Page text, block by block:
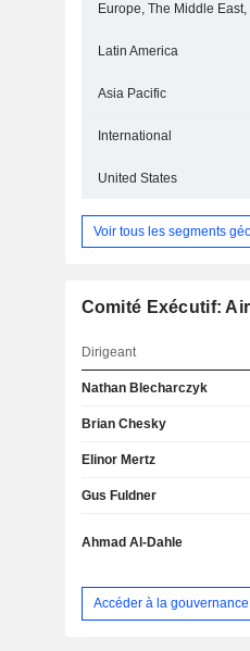
Europe, The Middle East,
Latin America
Asia Pacific
International
United States
Voir tous les segments
Comité Exécutif:
Dirigeant
Nathan Blecharczyk
Brian Chesky
Elinor Mertz
Gus Fuldner
Ahmad Al-Dahle
Accéder à la